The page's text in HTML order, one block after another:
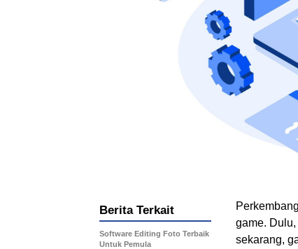
game.
sekarang,
Berita Terkait
Software Editing Foto Terbaik
Untuk Pemula